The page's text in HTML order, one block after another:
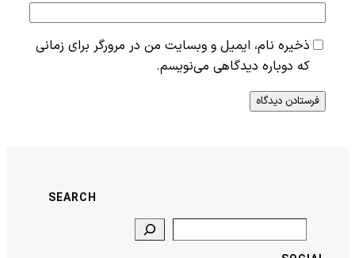
ذخیره نام، ایمیل و وبسایت من در مرورگر برای زمانی
که دوباره دیدگاهی می‌نویسم.
SEARCH